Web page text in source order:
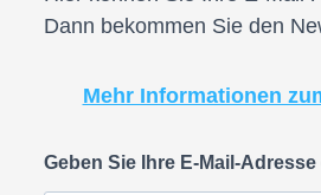
Dann bekommen Sie den
Mehr Informationen
Geben Sie Ihre E-Mail-Adresse